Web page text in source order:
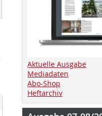
Aktuelle Ausgabe
Mediadaten
Abo-Shop
Heftarchiv